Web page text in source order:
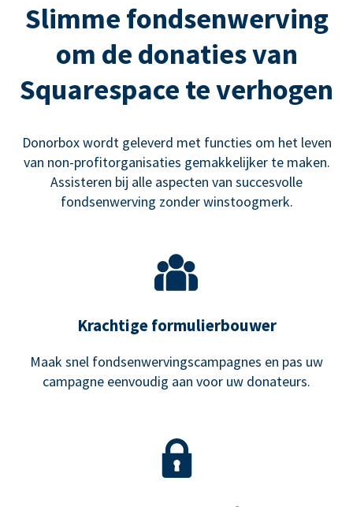
Slimme fondsenwerving
om de donaties van
Squarespace te verhogen
Donorbox wordt geleverd met functies om het leven
van non-profitorganisaties gemakkelijker te maken.
Assisteren bij alle aspecten van succesvolle
fondsenwerving zonder winstoogmerk.
Krachtige formulierbouwer
Maak snel fondsenwervingscampagnes en pas uw
campagne eenvoudig aan voor uw donateurs.